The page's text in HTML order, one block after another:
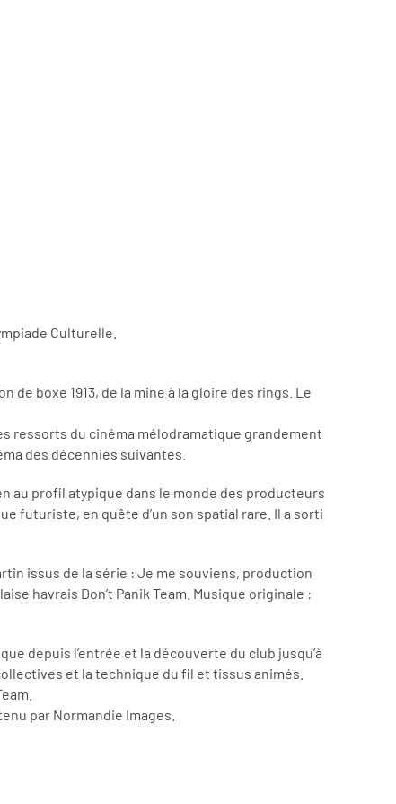
Culturelle.
boxe 1913, de la mine à la gloire des rings. Le
ressorts du cinéma mélodramatique grandement
des décennies suivantes.
au profil atypique dans le monde des producteurs
futuriste, en quête d’un son spatial rare. Il a sorti
issus de la série : Je me souviens, production
havrais Don’t Panik Team. Musique originale :
depuis l’entrée et la découverte du club jusqu’à
et la technique du fil et tissus animés.
par Normandie Images.